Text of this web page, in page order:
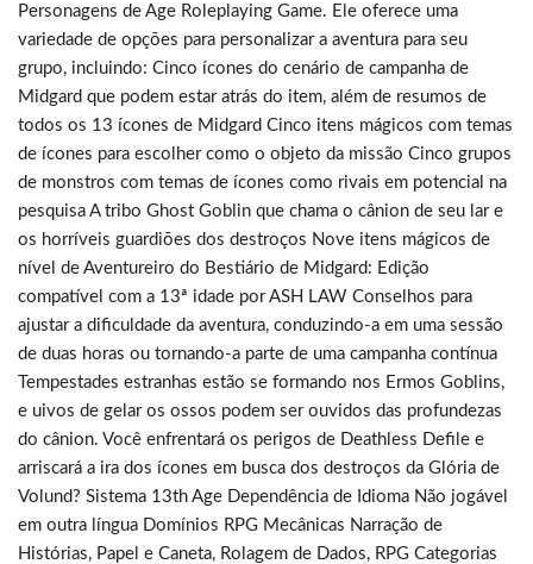
Personagens de Age Roleplaying Game. Ele oferece uma
variedade de opções para personalizar a aventura para seu
grupo, incluindo: Cinco ícones do cenário de campanha de
Midgard que podem estar atrás do item, além de resumos de
todos os 13 ícones de Midgard Cinco itens mágicos com temas
de ícones para escolher como o objeto da missão Cinco grupos
de monstros com temas de ícones como rivais em potencial na
pesquisa A tribo Ghost Goblin que chama o cânion de seu lar e
os horríveis guardiões dos destroços Nove itens mágicos de
nível de Aventureiro do Bestiário de Midgard: Edição
compatível com a 13ª idade por ASH LAW Conselhos para
ajustar a dificuldade da aventura, conduzindo-a em uma sessão
de duas horas ou tornando-a parte de uma campanha contínua
Tempestades estranhas estão se formando nos Ermos Goblins,
e uivos de gelar os ossos podem ser ouvidos das profundezas
do cânion. Você enfrentará os perigos de Deathless Defile e
arriscará a ira dos ícones em busca dos destroços da Glória de
Volund? Sistema 13th Age Dependência de Idioma Não jogável
em outra língua Domínios RPG Mecânicas Narração de
Histórias, Papel e Caneta, Rolagem de Dados, RPG Categorias